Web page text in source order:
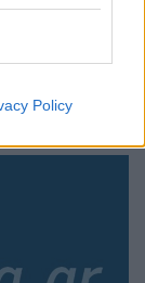
Policy
την